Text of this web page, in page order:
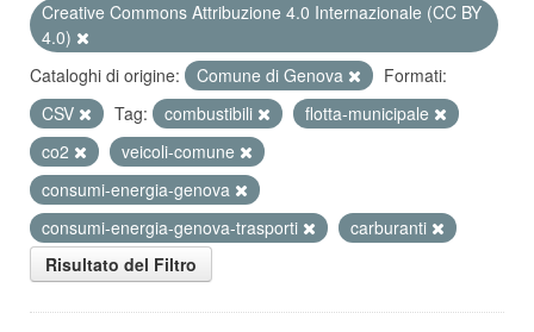
Creative Commons Attribuzione 4.0 Internazionale (CC BY
4.0)
Cataloghi di origine:
Comune di Genova
Formati:
CSV
Tag: combustibili
flotta-municipale
co2
veicoli-comune
consumi-energia-genova
consumi-energia-genova-trasporti
carburanti
Risultato del Filtro